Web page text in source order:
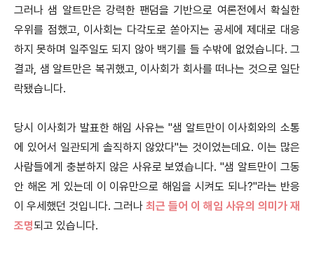
그러나 샘 알트만은 강력한 팬덤을 기반으로 여론전에서 확실한
우위를 점했고, 이사회는 다각도로 쏟아지는 공세에 제대로 대응
하지 못하며 일주일도 되지 않아 백기를 들 수밖에 없었습니다. 그
결과, 샘 알트만은 복귀했고, 이사회가 회사를 떠나는 것으로 일단
락됐습니다.
당시 이사회가 발표한 해임 사유는 "샘 알트만이 이사회와의 소통
에 있어서 일관되게 솔직하지 않았다"는 것이었는데요. 이는 많은
사람들에게 충분하지 않은 사유로 보였습니다. "샘 알트만이 그동
안 해온 게 있는데 이 이유만으로 해임을 시켜도 되나?"라는 반응
이 우세했던 것입니다. 그러나 최근 들어 이 해임 사유의 의미가 재
조명되고 있습니다.